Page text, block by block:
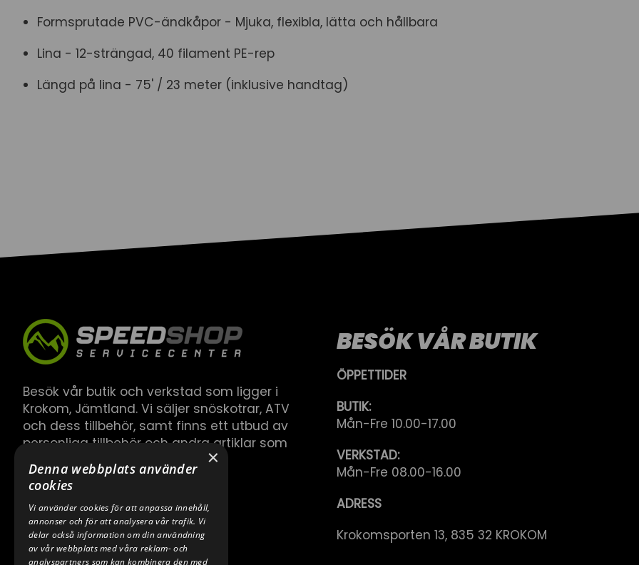
Formsprutade PVC-ändkåpor - Mjuka, flexibla, lätta och hållbara
Lina - 12-strängad, 40 filament PE-rep
Längd på lina - 75' / 23 meter (inklusive handtag)
Besök vår butik och verkstad som ligger i
Krokom, Jämtland. Vi säljer snöskotrar, ATV
och dess tillbehör, samt finns ett utbud av
personliga tillbehör och andra artiklar som
hör till.
BESÖK VÅR BUTIK
ÖPPETTIDER
BUTIK:
Mån-Fre 10.00-17.00
VERKSTAD:
Mån-Fre 08.00-16.00
ADRESS
Krokomsporten 13, 835 32 KROKOM
×
Denna webbplats använder
cookies
Vi använder cookies för att anpassa innehåll,
annonser och för att analysera vår trafik. Vi
delar också information om din användning
av vår webbplats med våra reklam- och
analyspartners som kan kombinera den med